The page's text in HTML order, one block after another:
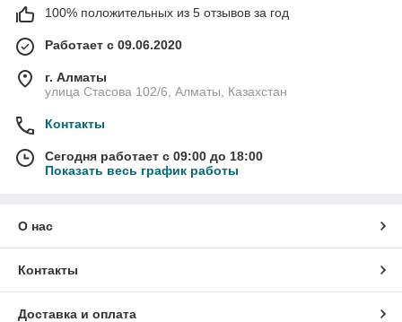
100% положительных из 5 отзывов за год
Работает с 09.06.2020
г. Алматы
улица Стасова 102/6, Алматы, Казахстан
Контакты
Сегодня работает с 09:00 до 18:00
Показать весь график работы
О нас
Контакты
Доставка и оплата